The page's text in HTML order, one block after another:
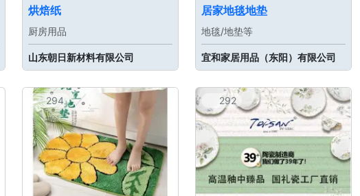
烘焙纸
厨房用品
山东朝日新材料有限公司
居家地毯地垫
地毯/地垫等
宜和家居用品（东阳）有限公司
294 292